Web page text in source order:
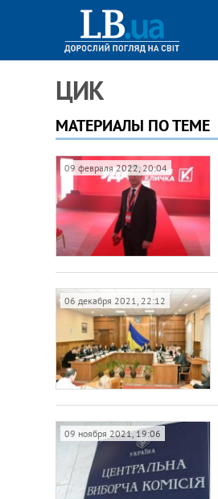
ЦИК
МАТЕРИАЛЫ ПО ТЕМЕ
09 февраля 2022, 20:04
06 декабря 2021, 22:12
09 ноября 2021, 19:06